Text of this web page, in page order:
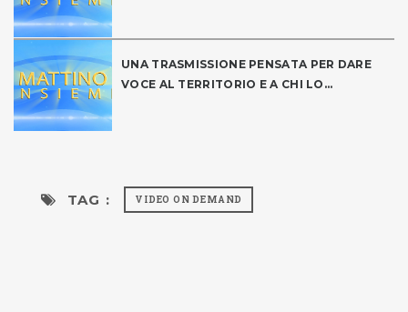
UNA TRASMISSIONE PENSATA PER DARE
VOCE AL TERRITORIO E A CHI LO...
TAG : VIDEO ON DEMAND